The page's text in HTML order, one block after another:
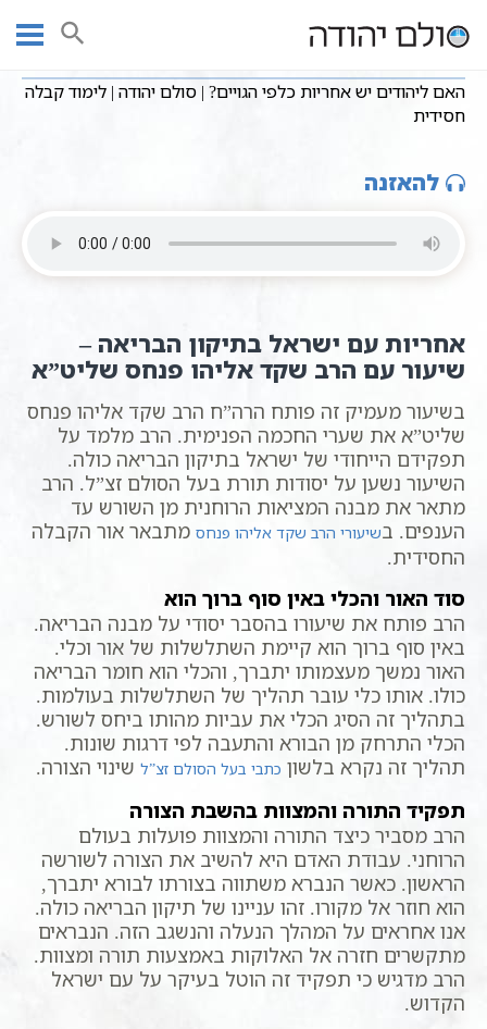
עמוד ראשי שיעורי וידאו
האם ליהודים יש אחריות כלפי הגויים? | סולם יהודה | לימוד קבלה חסידית
האם ליהודים יש אחריות כלפי הגויים? | סולם יהודה | לימוד קבלה
חסידית
להאזנה
אחריות עם ישראל בתיקון הבריאה –
שיעור עם הרב שקד אליהו פנחס שליט”א
בשיעור מעמיק זה פותח הרה”ח הרב שקד אליהו פנחס
שליט”א את שערי החכמה הפנימית. הרב מלמד על
תפקידם הייחודי של ישראל בתיקון הבריאה כולה.
השיעור נשען על יסודות תורת בעל הסולם זצ”ל. הרב
מתאר את מבנה המציאות הרוחנית מן השורש עד
הענפים. בשיעורי הרב שקד אליהו פנחס מתבאר אור הקבלה
החסידית.
סוד האור והכלי באין סוף ברוך הוא
הרב פותח את שיעורו בהסבר יסודי על מבנה הבריאה.
באין סוף ברוך הוא קיימת השתלשלות של אור וכלי.
האור נמשך מעצמותו יתברך, והכלי הוא חומר הבריאה
כולו. אותו כלי עובר תהליך של השתלשלות בעולמות.
בתהליך זה הסיג הכלי את עביות מהותו ביחס לשורש.
הכלי התרחק מן הבורא והתעבה לפי דרגות שונות.
תהליך זה נקרא בלשון כתבי בעל הסולם זצ”ל שינוי הצורה.
תפקיד התורה והמצוות בהשבת הצורה
הרב מסביר כיצד התורה והמצוות פועלות בעולם
הרוחני. עבודת האדם היא להשיב את הצורה לשורשה
הראשון. כאשר הנברא משתווה בצורתו לבורא יתברך,
הוא חוזר אל מקורו. זהו עניינו של תיקון הבריאה כולה.
אנו אחראים על המהלך הנעלה והנשגב הזה. הנבראים
מתקשרים חזרה אל האלוקות באמצעות תורה ומצוות.
הרב מדגיש כי תפקיד זה הוטל בעיקר על עם ישראל
הקדוש.